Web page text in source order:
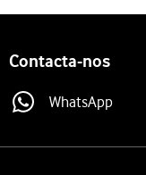
Contacta-nos
WhatsApp